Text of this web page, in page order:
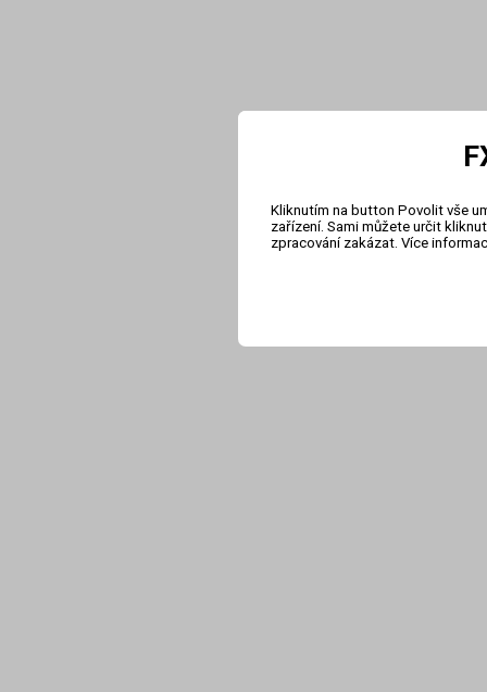
Kliknutím na button Povolit vše
zařízení. Sami můžete určit
zpracování zakázat. Více